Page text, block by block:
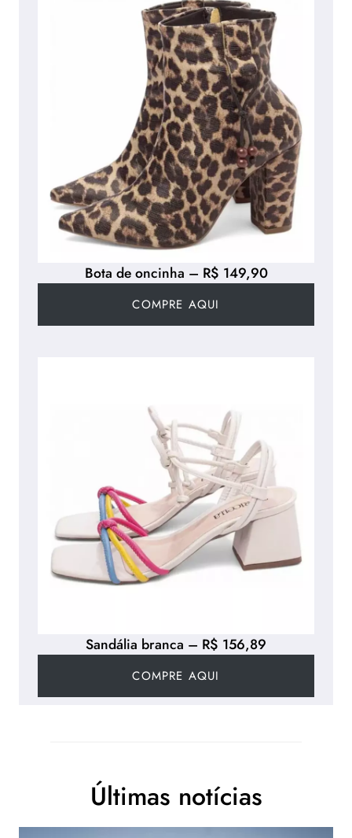
Sandália branca – R$ 156,89
COMPRE AQUI
Bota de oncinha – R$ 149,90
COMPRE AQUI
Últimas notícias